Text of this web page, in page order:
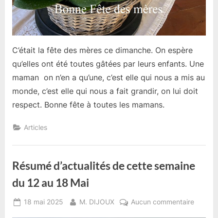
C’était la fête des mères ce dimanche. On espère
qu’elles ont été toutes gâtées par leurs enfants. Une
maman on n’en a qu’une, c’est elle qui nous a mis au
monde, c’est elle qui nous a fait grandir, on lui doit
respect. Bonne fête à toutes les mamans.
Articles
Résumé d’actualités de cette semaine
du 12 au 18 Mai
Posted
18 mai 2025 By
M. DIJOUX Aucun commentairesur